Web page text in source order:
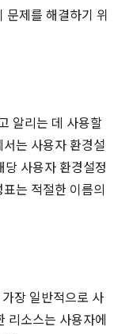
문제를 해결하기 위
알리는 데 사용할
서는 사용자 환경설
사용자 환경설정
는 적절한 이름의
가장 일반적으로 사
리소스는 사용자에